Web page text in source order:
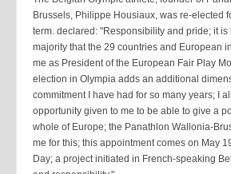
Brussels, Philippe Housiaux, was re-elected
term. declared: "Responsibility and pride; it is
majority that the 29 countries and European
me as President of the European Fair Play
election in Olympia adds an additional
commitment I have had for so many years; I
opportunity given to me to be able to give a
whole of Europe; the Panathlon Wallonia-
me for this; this appointment comes on May
Day; a project initiated in French-speaking